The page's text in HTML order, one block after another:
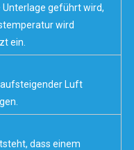
geführt wird,
wird
ein.
aufsteigender Luft
dass einem